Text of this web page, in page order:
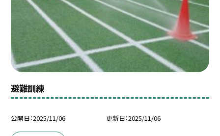
避難訓練
公開日 2025/11/06 更新日 2025/11/06